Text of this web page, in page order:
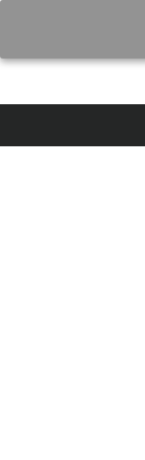
contenido